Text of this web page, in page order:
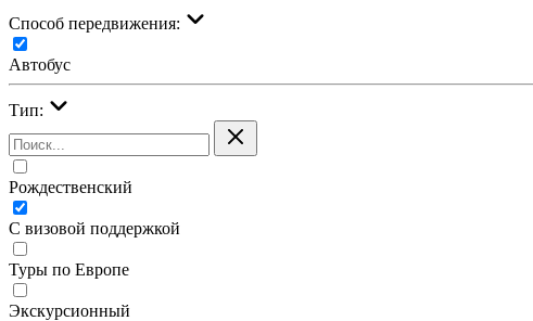
Cпособ передвижения:
Автобус
Тип:
Рождественский
С визовой поддержкой
Туры по Европе
Экскурсионный